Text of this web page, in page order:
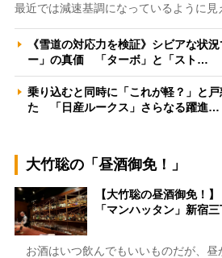
最近では減速基調になっているように見
《雪道の対応力を検証》シビアな状
ー」の真価 「ターボ」と「スト…
乗り込むと同時に「これが軽？」と
た 「日産ルークス」さらなる躍進…
大竹聡の「昼酒御免！」
【大竹聡の昼酒御免！
「マンハッタン」新宿
お酒はいつ飲んでもいいものだが、昼